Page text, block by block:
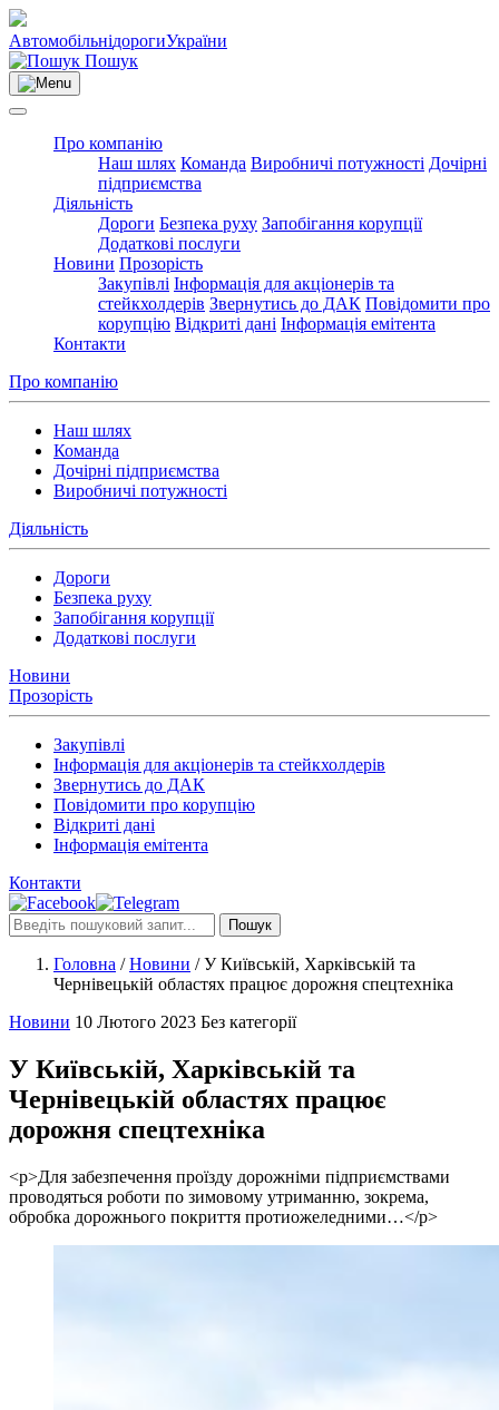
АвтомобільнідорогиУкраїни
Пошук
Про компанію
Наш шлях Команда Виробничі потужності Дочірні
підприємства
Діяльність
Дороги Безпека руху Запобігання корупції
Додаткові послуги
Новини Прозорість
Закупівлі Інформація для акціонерів та
стейкхолдерів Звернутись до ДАК Повідомити про
корупцію Відкриті дані Інформація емітента
Контакти
Про компанію
Наш шлях
Команда
Дочірні підприємства
Виробничі потужності
Діяльність
Дороги
Безпека руху
Запобігання корупції
Додаткові послуги
Новини
Прозорість
Закупівлі
Інформація для акціонерів та стейкхолдерів
Звернутись до ДАК
Повідомити про корупцію
Відкриті дані
Інформація емітента
Контакти
Пошук
Головна /Новини /У Київській, Харківській та
Чернівецькій областях працює дорожня спецтехніка
Новини 10 Лютого 2023 Без категорії
У Київській, Харківській та
Чернівецькій областях працює
дорожня спецтехніка
<p>Для забезпечення проїзду дорожніми підприємствами
проводяться роботи по зимовому утриманню, зокрема,
обробка дорожнього покриття протиожеледними…</p>